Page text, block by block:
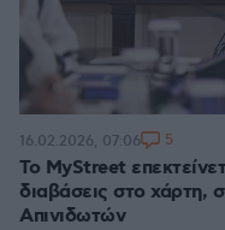
To MyStreet
διαβάσεις στο χάρτη,
Απινιδωτών
16.02.2026, 07:06 5